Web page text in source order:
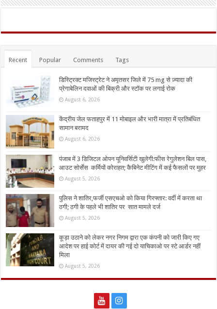
Recent Popular Comments Tags
डिस्ट्रिक्ट मजिस्ट्रेट ने अमृतसर जिले में 75 mg से ज़्यादा की
प्रेगाबेलिन दवाओं की बिक्री और स्टॉक पर लगाई रोक
August 6, 2026
केंद्रीय जेल फताहपुर में 11 मोबाइल और भारी मात्रा में प्रतिबंधित
सामान बरामद
August 6, 2026
पंजाब में 3 डिजिटल ओपन यूनिवर्सिटी खुलेगी:फीस रेगुलेशन बिल पास,
आउट सोर्सेस कर्मियों कोराहत; कैबिनेट मीटिंग में कई फैसलों पर मुहर
August 5, 2026
पुलिस ने शातिर,फर्जी एसएचओ को किया गिरफ्तार: वर्दी में करता था
ठगी; ठगी के पहले भी शातिर पर सात मामले दर्ज
August 5, 2026
कूड़ा उठाने को लेकर नगर निगम द्वारा एक कंपनी को जारी किए गए
आदेश पर हाई कोर्ट में दायर की गई दो याचिकाओ पर स्टे आर्डर नहीं
मिला
August 5, 2026